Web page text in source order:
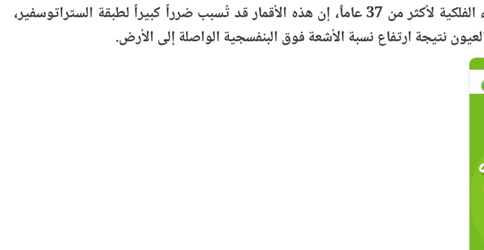
وقال العالم جوناثون مكدول، الذي عمل في مركز هارفارد-سميثسونيان للفيزياء الفلكية لأكثر من 37 عاماً، إن هذه الأقمار قد تُسبب ضرراً كبيراً لطبقة الستراتوسفير،
نتيجة ارتفاع نسبة الأشعة فوق البنفسجية الواصلة إلى الأرض.